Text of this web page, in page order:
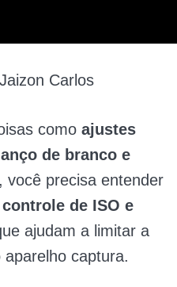
Carlos
como ajustes
de branco e
você precisa entender
controle de ISO e
ajudam a limitar a
captura.